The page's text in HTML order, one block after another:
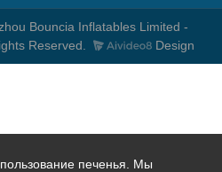
Bouncia Inflatables Limited -
Reserved.
Design
печенья. Мы